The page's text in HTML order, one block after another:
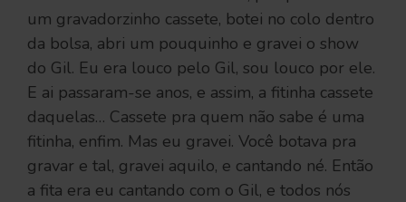
um gravadorzinho cassete, botei no colo dentro
da bolsa, abri um pouquinho e gravei o show
do Gil. Eu era louco pelo Gil, sou louco por ele.
E ai passaram-se anos, e assim, a fitinha cassete
daquelas… Cassete pra quem não sabe é uma
fitinha, enfim. Mas eu gravei. Você botava pra
gravar e tal, gravei aquilo, e cantando né. Então
a fita era eu cantando com o Gil, e todos nós